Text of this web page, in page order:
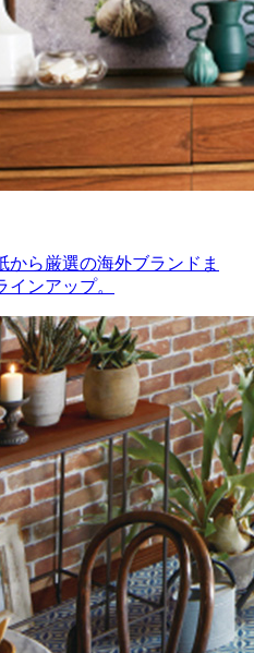
から厳選の海外ブランドま
ンアップ。